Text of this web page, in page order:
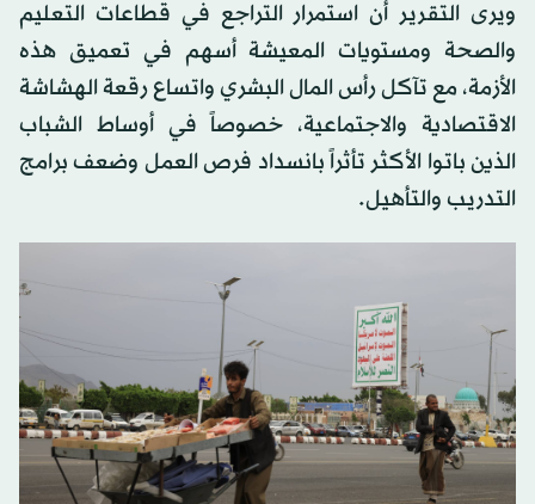
ويرى التقرير أن استمرار التراجع في قطاعات التعليم
والصحة ومستويات المعيشة أسهم في تعميق هذه
الأزمة، مع تآكل رأس المال البشري واتساع رقعة الهشاشة
الاقتصادية والاجتماعية، خصوصاً في أوساط الشباب
الذين باتوا الأكثر تأثراً بانسداد فرص العمل وضعف برامج
التدريب والتأهيل.